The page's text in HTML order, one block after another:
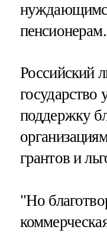
пенсионерам.
Российский
поддержку
грантов и
"Но